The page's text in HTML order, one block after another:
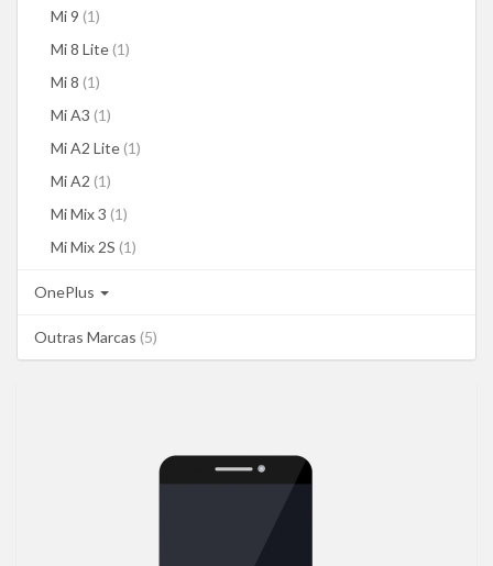
Mi 9 (1)
Mi 8 Lite (1)
Mi 8 (1)
Mi A3 (1)
Mi A2 Lite (1)
Mi A2 (1)
Mi Mix 3 (1)
Mi Mix 2S (1)
OnePlus
Outras Marcas (5)